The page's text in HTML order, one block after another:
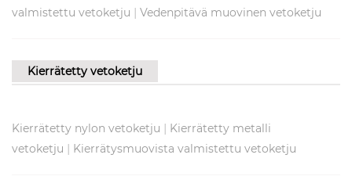
valmistettu vetoketju | Vedenpitävä muovinen vetoketju
Kierrätetty vetoketju
Kierrätetty nylon vetoketju | Kierrätetty metalli
vetoketju | Kierrätysmuovista valmistettu vetoketju